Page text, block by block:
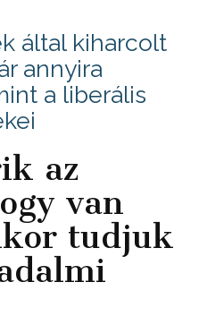
által kiharcolt
annyira
a liberális
az
van
tudjuk